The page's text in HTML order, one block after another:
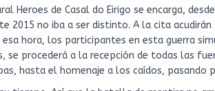
Heroes de Casal do Eirigo se encarga,
2015 no iba a ser distinto. A la cita
esa hora, los participantes en esta guerra
se procederá a la recepción de todas las
hasta el homenaje a los caídos, pasando